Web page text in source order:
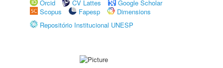
Orcid
CV Lattes
Google Scholar
Scopus
Fapesp
Dimensions
Repositório Institucional UNESP